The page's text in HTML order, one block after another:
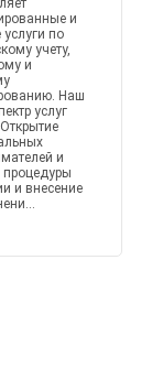
и
по
учету,
и
Наш
услуг
и
и внесение